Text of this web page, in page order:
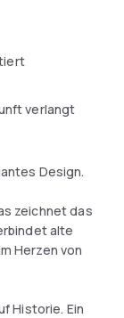
verlangt
Design.
zeichnet das
alte
Herzen von
Historie. Ein